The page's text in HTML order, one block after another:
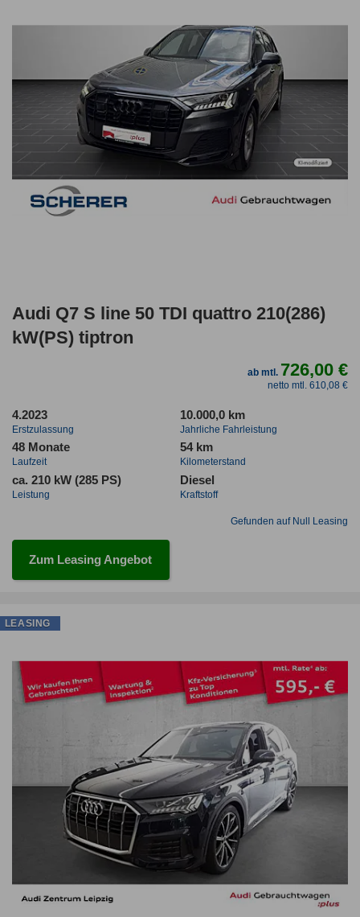
Audi Q7 S line 50 TDI quattro 210(286)
kW(PS) tiptron
ab mtl. 726,00 €
netto mtl. 610,08 €
4.2023
Erstzulassung
10.000,0 km
Jahrliche Fahrleistung
48 Monate
Laufzeit
54 km
Kilometerstand
ca. 210 kW (285 PS)
Leistung
Diesel
Kraftstoff
Gefunden auf Null Leasing
Zum Leasing Angebot
LEASING